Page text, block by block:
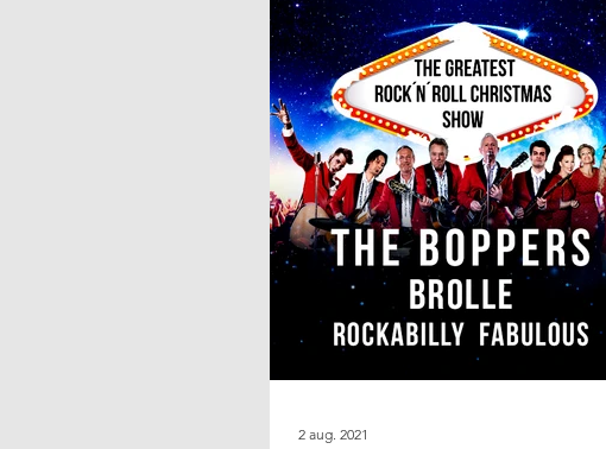
2 aug. 2021